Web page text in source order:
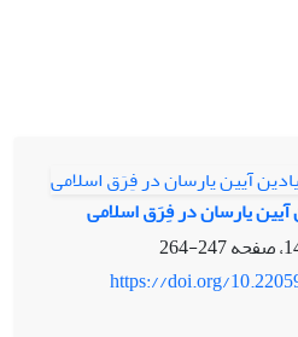
آیین یارسان در فِرَق اسلامی
247-264
https://doi.org/